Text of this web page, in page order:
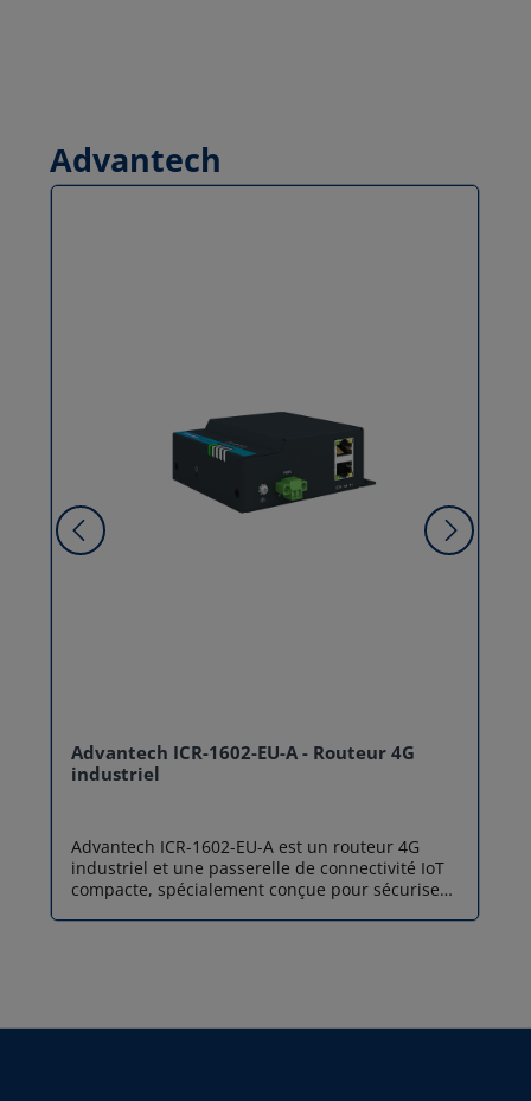
Advantech
Advantech ICR-1602-EU-A - Routeur 4G
industriel
Advantech ICR-1602-EU-A est un routeur 4G
industriel et une passerelle de connectivité IoT
compacte, spécialement conçue pour sécuriser